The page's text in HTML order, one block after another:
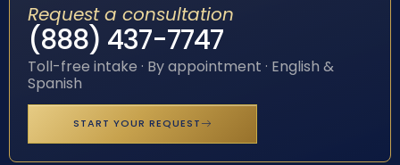
Request a consultation
(888) 437-7747
Toll-free intake · By appointment · English &
Spanish
START YOUR REQUEST